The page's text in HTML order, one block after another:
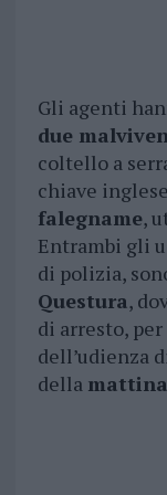
Gli agenti
due
coltello a
chiave
falegname,
Entrambi gli
di polizia,
Questura,
di arresto, per
dell’udienza
della